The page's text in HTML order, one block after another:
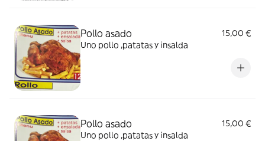
Pollo asado
15,00 €
Uno pollo ,patatas y insalda
Pollo asado
15,00 €
Uno pollo ,patatas y insalda